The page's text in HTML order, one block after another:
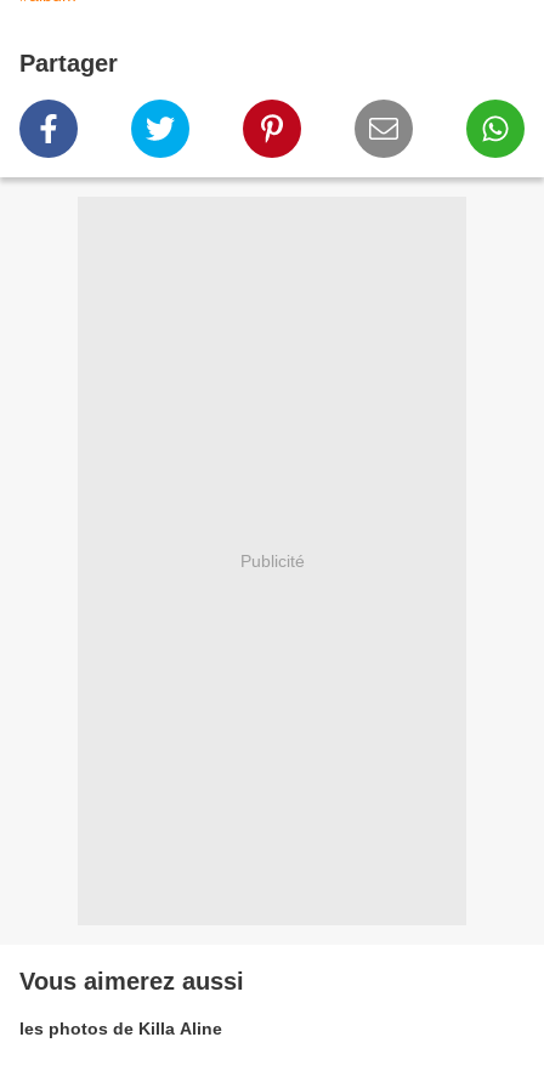
Partager
Publicité
Vous aimerez aussi
les photos de Killa Aline